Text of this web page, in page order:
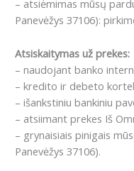
– atsiėmimas mūsų
Panevėžys 37106):
Atsiskaitymas už prekes:
– naudojant banko
– kredito ir debeto
– išankstiniu bankiniu
– atsiimant prekes Iš
– grynaisiais pinigais
Panevėžys 37106).